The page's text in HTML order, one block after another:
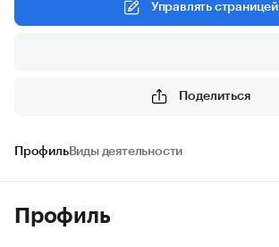
Управлять страницей
Поделиться
ПрофильВиды деятельности
Профиль